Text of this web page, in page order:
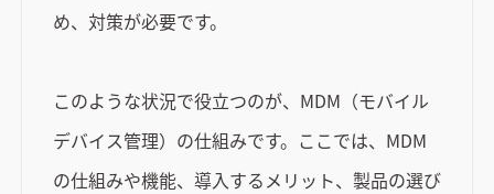
め、対策が必要です。
このような状況で役立つのが、MDM（モバイル
デバイス管理）の仕組みです。ここでは、MDM
の仕組みや機能、導入するメリット、製品の選び